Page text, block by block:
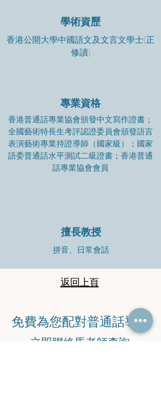
學術資歷
香港公開大學中國語文及文言文學士(正
修讀)
專業資格
香港普通話專業協會頒發中文寫作證書；
全國藝術特長生考評認證委員會頒發語言
表演藝術專業持證導師（國家級）；國家
語委普通話水平測試二級證書；香港普通
話專業協會會員
擅長教授
拼音、日常會話
返回上頁
​免費為您配對普通話導師
​立即聯絡馬老師查詢